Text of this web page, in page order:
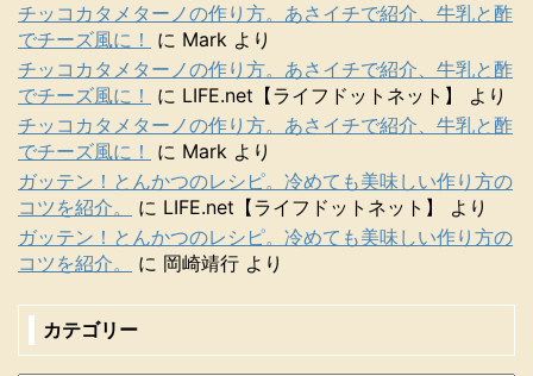
チッコカタメターノの作り方。あさイチで紹介、牛乳と酢
でチーズ風に！
に Mark より
チッコカタメターノの作り方。あさイチで紹介、牛乳と酢
でチーズ風に！
に LIFE.net【ライフドットネット】
より
チッコカタメターノの作り方。あさイチで紹介、牛乳と酢
でチーズ風に！
に Mark より
ガッテン！とんかつのレシピ。冷めても美味しい作り方の
コツを紹介。
に LIFE.net【ライフドットネット】
より
ガッテン！とんかつのレシピ。冷めても美味しい作り方の
コツを紹介。
に 岡崎靖行 より
カテゴリー